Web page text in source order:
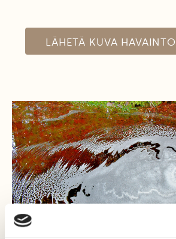
LÄHETÄ KUVA